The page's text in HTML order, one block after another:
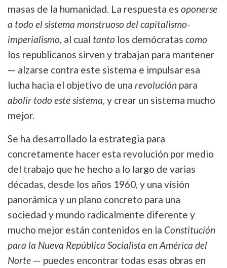
masas de la humanidad. La respuesta es oponerse
a todo el sistema monstruoso del capitalismo-
imperialismo, al cual tanto los demócratas como
los republicanos sirven y trabajan para mantener
— alzarse contra este sistema e impulsar esa
lucha hacia el objetivo de una revolución para
abolir todo este sistema, y crear un sistema mucho
mejor.
Se ha desarrollado la estrategia para
concretamente hacer esta revolución por medio
del trabajo que he hecho a lo largo de varias
décadas, desde los años 1960, y una visión
panorámica y un plano concreto para una
sociedad y mundo radicalmente diferente y
mucho mejor están contenidos en la Constitución
para la Nueva República Socialista en América del
Norte — puedes encontrar todas esas obras en